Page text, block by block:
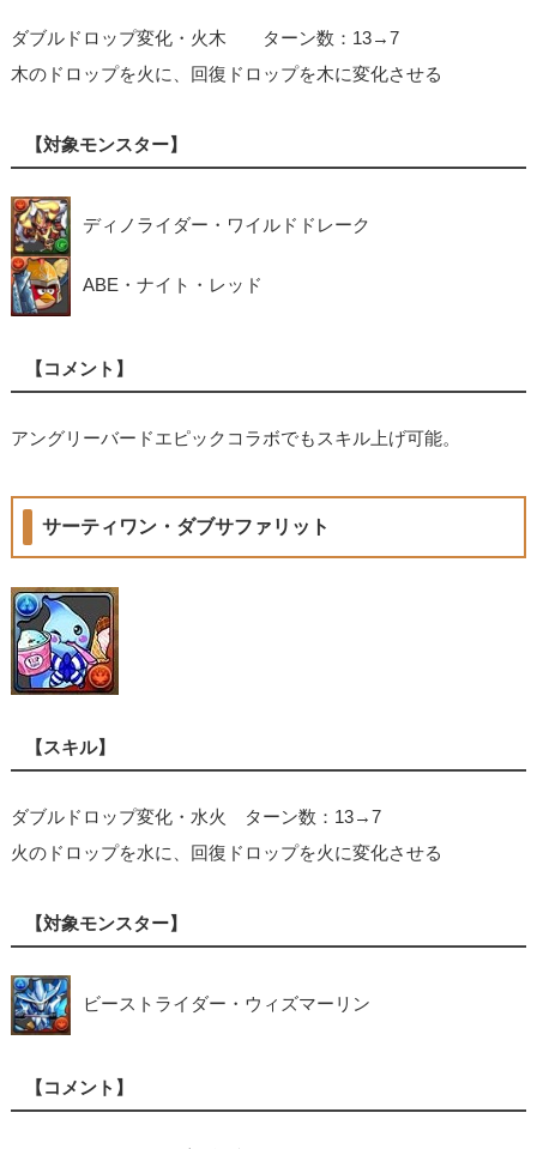
ダブルドロップ変化・火木 ターン数：13→7
木のドロップを火に、回復ドロップを木に変化させる
【対象モンスター】
ディノライダー・ワイルドドレーク
ABE・ナイト・レッド
【コメント】
アングリーバードエピックコラボでもスキル上げ可能。
サーティワン・ダブサファリット
【スキル】
ダブルドロップ変化・水火 ターン数：13→7
火のドロップを水に、回復ドロップを火に変化させる
【対象モンスター】
ビーストライダー・ウィズマーリン
【コメント】